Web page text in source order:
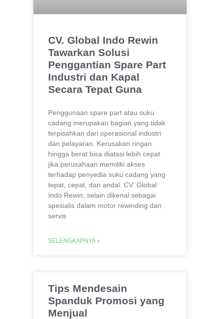
CV. Global Indo Rewin
Tawarkan Solusi
Penggantian Spare Part
Industri dan Kapal
Secara Tepat Guna
Penggunaan spare part atau suku
cadang merupakan bagian yang tidak
terpisahkan dari operasional industri
dan pelayaran. Kerusakan ringan
hingga berat bisa diatasi lebih cepat
jika perusahaan memiliki akses
terhadap penyedia suku cadang yang
tepat, cepat, dan andal. CV. Global
Indo Rewin, selain dikenal sebagai
spesialis dalam motor rewinding dan
servis
SELENGKAPNYA »
Tips Mendesain
Spanduk Promosi yang
Menjual